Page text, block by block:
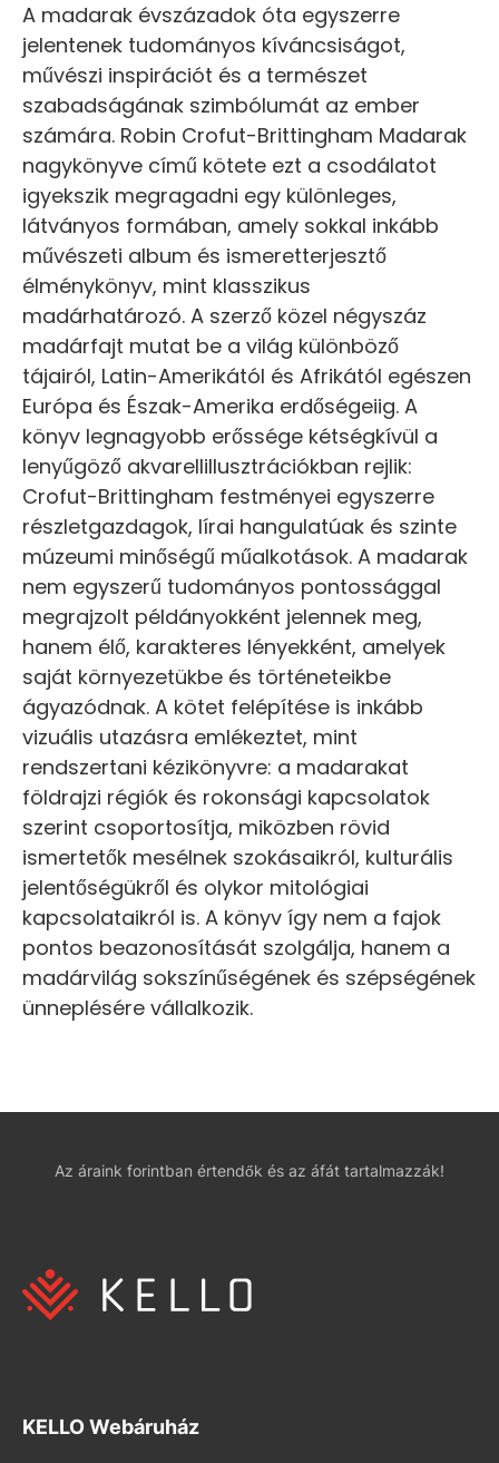
A madarak évszázadok óta egyszerre
jelentenek tudományos kíváncsiságot,
művészi inspirációt és a természet
szabadságának szimbólumát az ember
számára. Robin Crofut-Brittingham Madarak
nagykönyve című kötete ezt a csodálatot
igyekszik megragadni egy különleges,
látványos formában, amely sokkal inkább
művészeti album és ismeretterjesztő
élménykönyv, mint klasszikus
madárhatározó. A szerző közel négyszáz
madárfajt mutat be a világ különböző
tájairól, Latin-Amerikától és Afrikától egészen
Európa és Észak-Amerika erdőségeiig. A
könyv legnagyobb erőssége kétségkívül a
lenyűgöző akvarellillusztrációkban rejlik:
Crofut-Brittingham festményei egyszerre
részletgazdagok, lírai hangulatúak és szinte
múzeumi minőségű műalkotások. A madarak
nem egyszerű tudományos pontossággal
megrajzolt példányokként jelennek meg,
hanem élő, karakteres lényekként, amelyek
saját környezetükbe és történeteikbe
ágyazódnak. A kötet felépítése is inkább
vizuális utazásra emlékeztet, mint
rendszertani kézikönyvre: a madarakat
földrajzi régiók és rokonsági kapcsolatok
szerint csoportosítja, miközben rövid
ismertetők mesélnek szokásaikról, kulturális
jelentőségükről és olykor mitológiai
kapcsolataikról is. A könyv így nem a fajok
pontos beazonosítását szolgálja, hanem a
madárvilág sokszínűségének és szépségének
ünneplésére vállalkozik.
Az áraink forintban értendők és az áfát tartalmazzák!
KELLO Webáruház